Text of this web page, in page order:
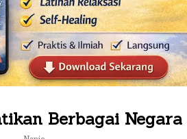
Berbagai Negara